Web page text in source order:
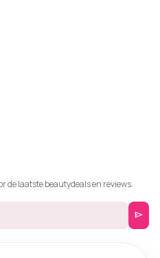
de laatste beautydeals en reviews.
send